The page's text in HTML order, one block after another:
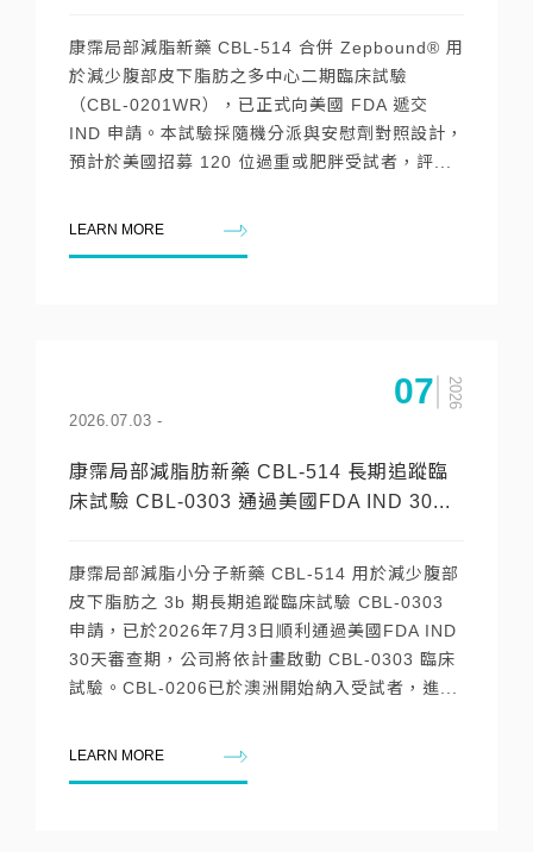
康霈局部減脂新藥 CBL-514 合併 Zepbound® 用
於減少腹部皮下脂肪之多中心二期臨床試驗
（CBL-0201WR），已正式向美國 FDA 遞交
IND 申請。本試驗採隨機分派與安慰劑對照設計，
預計於美國招募 120 位過重或肥胖受試者，評...
LEARN MORE
07 2026
2026.07.03 -
康霈局部減脂肪新藥 CBL-514 長期追蹤臨
床試驗 CBL-0303 通過美國FDA IND 30...
康霈局部減脂小分子新藥 CBL-514 用於減少腹部
皮下脂肪之 3b 期長期追蹤臨床試驗 CBL-0303
申請，已於2026年7月3日順利通過美國FDA IND
30天審查期，公司將依計畫啟動 CBL-0303 臨床
試驗。CBL-0206已於澳洲開始納入受試者，進...
LEARN MORE